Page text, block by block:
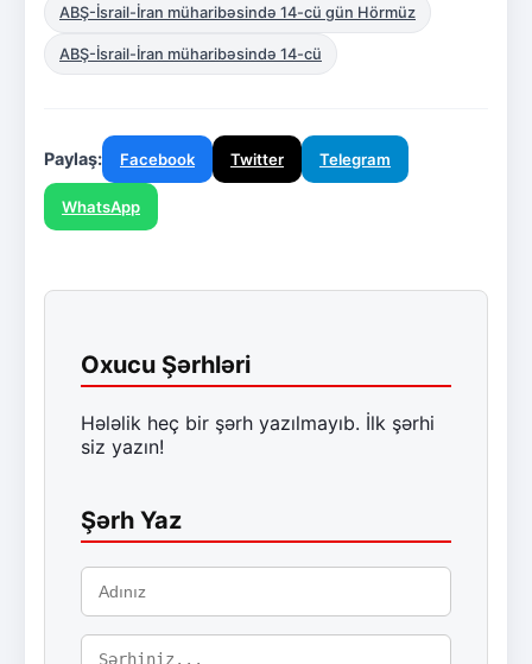
ABŞ-İsrail-İran müharibəsində 14-cü gün Hörmüz
ABŞ-İsrail-İran müharibəsində 14-cü
Paylaş: Facebook Twitter Telegram
WhatsApp
Oxucu Şərhləri
Hələlik heç bir şərh yazılmayıb. İlk şərhi
siz yazın!
Şərh Yaz